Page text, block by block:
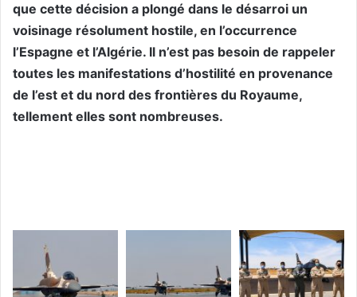
que cette décision a plongé dans le désarroi un
voisinage résolument hostile, en l’occurrence
l’Espagne et l’Algérie. Il n’est pas besoin de rappeler
toutes les manifestations d’hostilité en provenance
de l’est et du nord des frontières du Royaume,
tellement elles sont nombreuses.